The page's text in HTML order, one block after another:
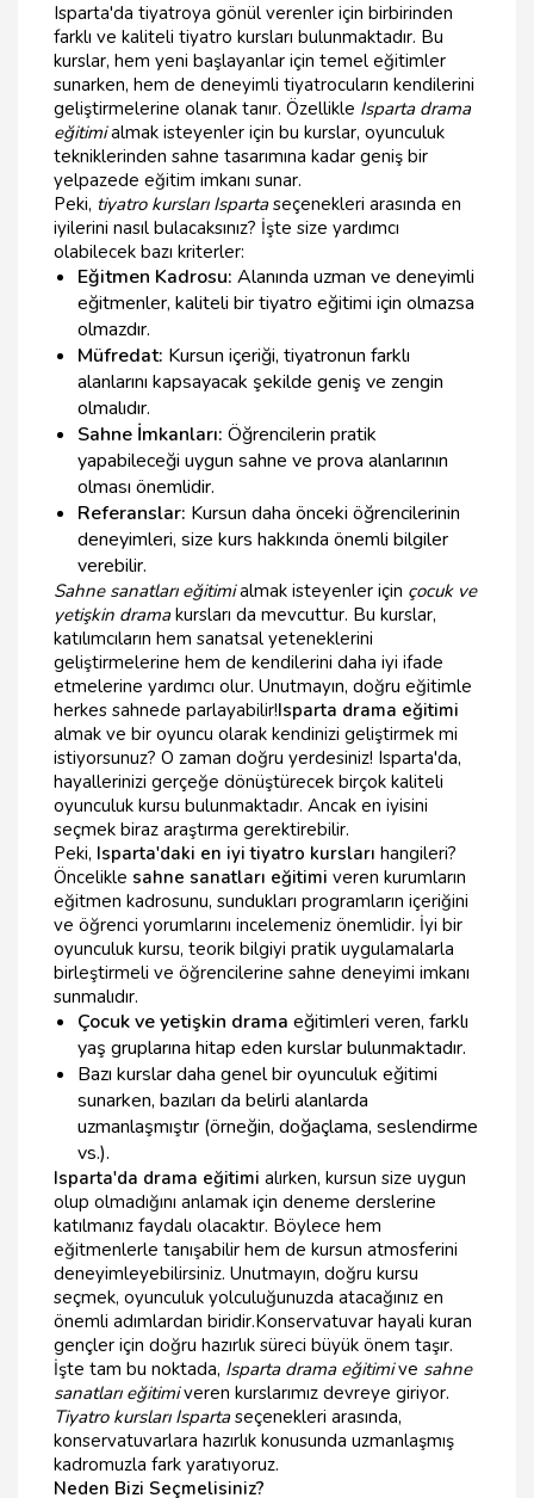
Isparta'da tiyatroya gönül verenler için birbirinden
farklı ve kaliteli tiyatro kursları bulunmaktadır. Bu
kurslar, hem yeni başlayanlar için temel eğitimler
sunarken, hem de deneyimli tiyatrocuların kendilerini
geliştirmelerine olanak tanır. Özellikle Isparta drama
eğitimialmak isteyenler için bu kurslar, oyunculuk
tekniklerinden sahne tasarımına kadar geniş bir
yelpazede eğitim imkanı sunar.
Peki, tiyatro kursları Ispartaseçenekleri arasında en
iyilerini nasıl bulacaksınız? İşte size yardımcı
olabilecek bazı kriterler:
Eğitmen Kadrosu: Alanında uzman ve deneyimli
eğitmenler, kaliteli bir tiyatro eğitimi için olmazsa
olmazdır.
Müfredat: Kursun içeriği, tiyatronun farklı
alanlarını kapsayacak şekilde geniş ve zengin
olmalıdır.
Sahne İmkanları: Öğrencilerin pratik
yapabileceği uygun sahne ve prova alanlarının
olması önemlidir.
Referanslar: Kursun daha önceki öğrencilerinin
deneyimleri, size kurs hakkında önemli bilgiler
verebilir.
Sahne sanatları eğitimialmak isteyenler için çocuk ve
yetişkin dramakursları da mevcuttur. Bu kurslar,
katılımcıların hem sanatsal yeteneklerini
geliştirmelerine hem de kendilerini daha iyi ifade
etmelerine yardımcı olur. Unutmayın, doğru eğitimle
herkes sahnede parlayabilir!Isparta drama eğitimi
almak ve bir oyuncu olarak kendinizi geliştirmek mi
istiyorsunuz? O zaman doğru yerdesiniz! Isparta'da,
hayallerinizi gerçeğe dönüştürecek birçok kaliteli
oyunculuk kursu bulunmaktadır. Ancak en iyisini
seçmek biraz araştırma gerektirebilir.
Peki, Isparta'daki en iyi tiyatro kursları hangileri?
Öncelikle sahne sanatları eğitimi veren kurumların
eğitmen kadrosunu, sundukları programların içeriğini
ve öğrenci yorumlarını incelemeniz önemlidir. İyi bir
oyunculuk kursu, teorik bilgiyi pratik uygulamalarla
birleştirmeli ve öğrencilerine sahne deneyimi imkanı
sunmalıdır.
Çocuk ve yetişkin drama eğitimleri veren, farklı
yaş gruplarına hitap eden kurslar bulunmaktadır.
Bazı kurslar daha genel bir oyunculuk eğitimi
sunarken, bazıları da belirli alanlarda
uzmanlaşmıştır (örneğin, doğaçlama, seslendirme
vs.).
Isparta'da drama eğitimi alırken, kursun size uygun
olup olmadığını anlamak için deneme derslerine
katılmanız faydalı olacaktır. Böylece hem
eğitmenlerle tanışabilir hem de kursun atmosferini
deneyimleyebilirsiniz. Unutmayın, doğru kursu
seçmek, oyunculuk yolculuğunuzda atacağınız en
önemli adımlardan biridir.Konservatuvar hayali kuran
gençler için doğru hazırlık süreci büyük önem taşır.
İşte tam bu noktada, Isparta drama eğitimive sahne
sanatları eğitimiveren kurslarımız devreye giriyor.
Tiyatro kursları Ispartaseçenekleri arasında,
konservatuvarlara hazırlık konusunda uzmanlaşmış
kadromuzla fark yaratıyoruz.
Neden Bizi Seçmelisiniz?